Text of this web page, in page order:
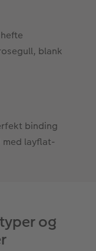
blank
binding
med layflat-
og